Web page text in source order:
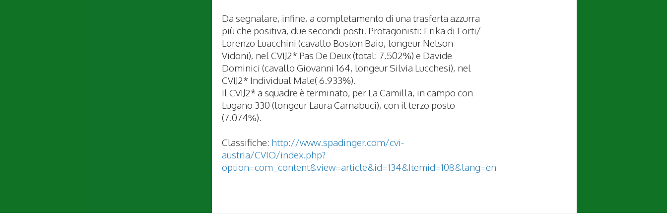
Da segnalare, infine, a completamento di una trasferta azzurra
più che positiva, due secondi posti. Protagonisti: Erika di Forti/
Lorenzo Luacchini (cavallo Boston Baio, longeur Nelson
Vidoni), nel CVIJ2* Pas De Deux (total: 7.502%) e Davide
Dominici (cavallo Giovanni 164, longeur Silvia Lucchesi), nel
CVIJ2* Individual Male( 6.933%).
Il CVIJ2* a squadre è terminato, per La Camilla, in campo con
Lugano 330 (longeur Laura Carnabuci), con il terzo posto
(7.074%).
Classifiche: http://www.spadinger.com/cvi-
austria/CVIO/index.php?
option=com_content&view=article&id=134&Itemid=108&lang=en